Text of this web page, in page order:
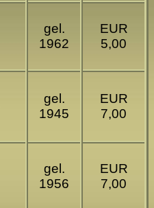
gel.
1962
EUR
5,00
gel.
1945
EUR
7,00
gel.
1956
EUR
7,00